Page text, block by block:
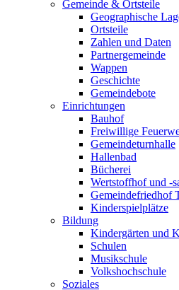
Gemeinde & Ortsteile
Geographische
Ortsteile
Zahlen und Daten
Partnergemeinde
Wappen
Geschichte
Gemeindebote
Einrichtungen
Bauhof
Freiwillige
Gemeindeturnhalle
Hallenbad
Bücherei
Wertstoffhof und -
Gemeindefriedhof
Kinderspielplätze
Bildung
Kindergärten und
Schulen
Musikschule
Volkshochschule
Soziales